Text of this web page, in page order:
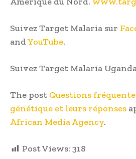
Suivez Target Malaria sur
andYouTube.
Suivez Target Malaria
The post Questions
génétique et leurs réponses
African Media Agency.
Post Views: 318